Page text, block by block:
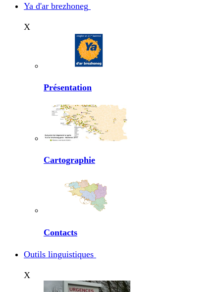
Ya d'ar brezhoneg
X
Présentation
Cartographie
Contacts
Outils linguistiques
X